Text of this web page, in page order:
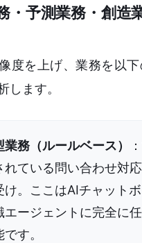
・予測業務・創造
度を上げ、業務を以
します。
業務（ルールベース）
れている問い合わせ対
け。ここはAIチャット
エージェントに完全に
す。